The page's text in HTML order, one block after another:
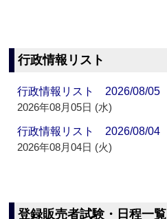
行政情報リスト
行政情報リスト 2026/08/05
2026年08月05日 (水)
行政情報リスト 2026/08/04
2026年08月04日 (火)
登録販売者試験・日程一覧